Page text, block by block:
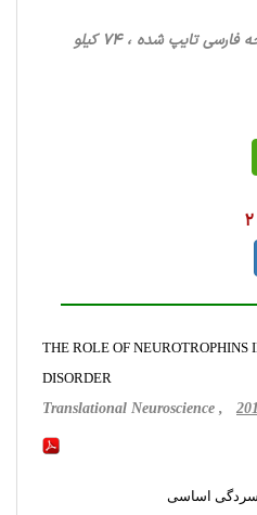
، روانشناسی‌ عمومی، 11 صفحه فارسی تایپ شده ، 74 کیلو
THE ROLE OF NEUROTROPHINS
DISORDER
Translational Neuroscience ,
اساسی